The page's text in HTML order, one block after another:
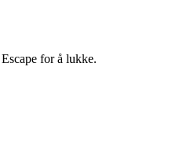
for å lukke.